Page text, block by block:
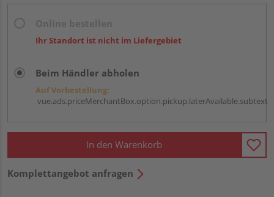
Ihr Standort ist nicht im Liefergebiet
Beim Händler abholen
Auf Vorbestellung:
vue.ads.priceMerchantBox.option.pickup.laterAvailable.subtext
In den Warenkorb
Komplettangebot anfragen